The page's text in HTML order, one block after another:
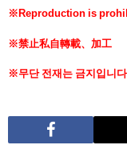
※Reproduction is
※禁止私自轉載、加工
※무단 전재는 금지입니